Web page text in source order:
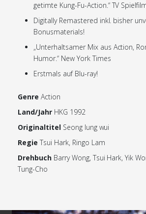
getimte Kung-Fu-Action.“ TV
Digitally Remastered inkl. bisher
Bonusmaterials!
„Unterhaltsamer Mix aus Action,
Humor.“ New York Times
Erstmals auf Blu-ray!
Genre Action
Land/Jahr HKG 1992
Originaltitel Seong lung wui
Regie Tsui Hark, Ringo Lam
Drehbuch Barry Wong, Tsui Hark, Yik
Tung-Cho